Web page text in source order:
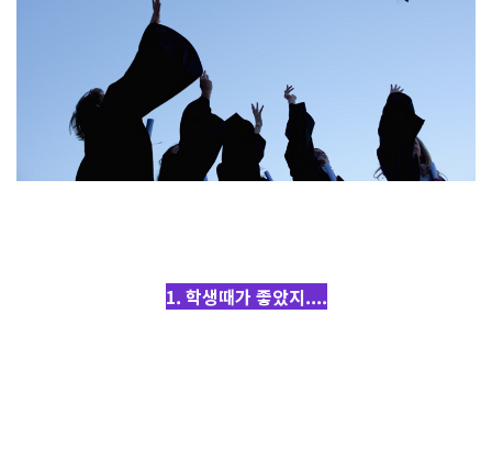
1. 학생때가 좋았지....